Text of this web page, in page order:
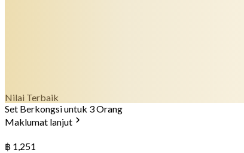
Nilai Terbaik
Set Berkongsi untuk 3 Orang
Maklumat lanjut
฿ 1,251